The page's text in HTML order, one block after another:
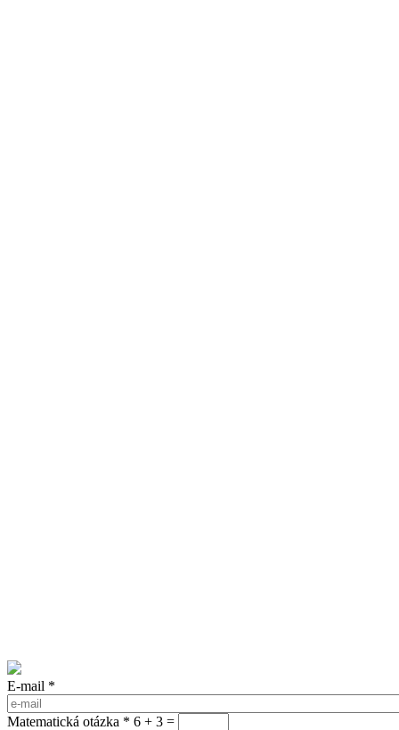
E-mail *
Matematická otázka * 6 + 3 =